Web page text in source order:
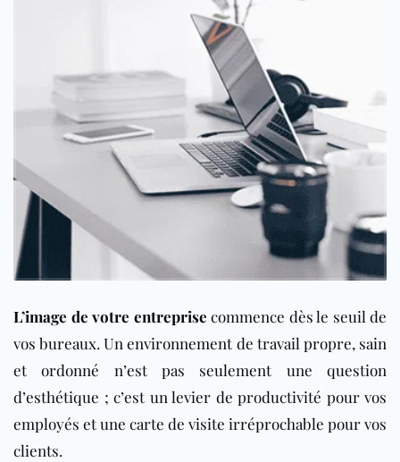
L’image de votre entreprise commence dès le seuil de
vos bureaux. Un environnement de travail propre, sain
et ordonné n’est pas seulement une question
d’esthétique ; c’est un levier de productivité pour vos
employés et une carte de visite irréprochable pour vos
clients.